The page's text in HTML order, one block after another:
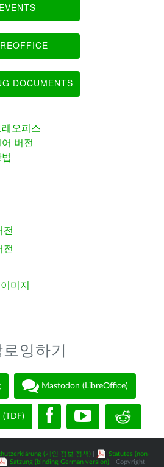
DOCUMENTS
오피스
버전
전
전
미지
잉하기
Mastodon (LibreOffice)
(TDF)
(개인 정보 정책)
Statutes (non-
Satzung (binding German version)
| Copyright